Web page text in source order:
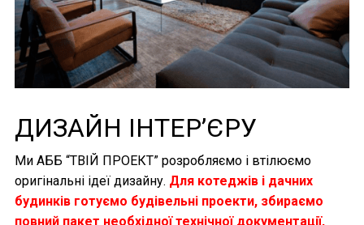
ДИЗАЙН ІНТЕР’ЄРУ
Ми АББ “ТВІЙ ПРОЕКТ” розробляємо і втілюємо
оригінальні ідеї дизайну. Для котеджів і дачних
будинків готуємо будівельні проекти, збираємо
повний пакет необхідної технічної документації,